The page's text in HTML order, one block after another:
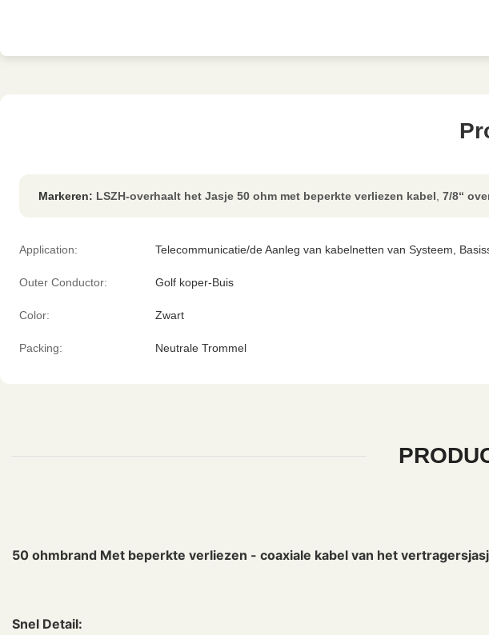
Markeren: LSZH-overhaalt het Jasje 50 ohm met beperkte verliezen kabel 7/8“
Application: Telecommunicatie/de Aanleg van kabelnetten van Systeem,
Outer Conductor: Golf koper-Buis
Color: Zwart
Packing: Neutrale Trommel
50 ohmbrand Met beperkte verliezen - coaxiale kabel van het
Snel Detail: